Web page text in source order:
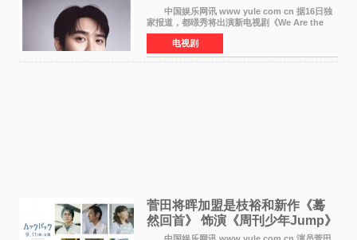
喜剧
中国娱乐网讯 www yule com cn 据16日独
家报道，都暻秀将出演新电视剧《We Are the
Zombie》，在剧中饰演主演金仁钟一角，挑战与
以往丧尸题材截然不同的人性喜剧。 新剧
《We Are t
电视剧
菅田将晖加盟是枝裕和新作《蓦
然回首》 饰演《周刊少年Jump》
编辑